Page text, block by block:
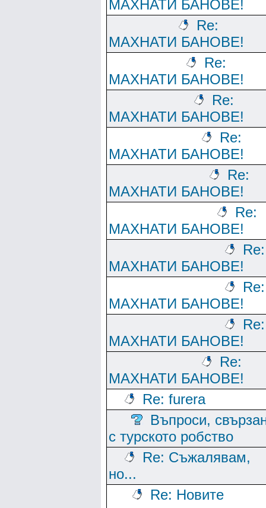
МАХНАТИ БАНОВЕ!
Re:
МАХНАТИ БАНОВЕ!
Re:
МАХНАТИ БАНОВЕ!
Re:
МАХНАТИ БАНОВЕ!
Re:
МАХНАТИ БАНОВЕ!
Re:
МАХНАТИ БАНОВЕ!
Re:
МАХНАТИ БАНОВЕ!
Re:
МАХНАТИ БАНОВЕ!
Re:
МАХНАТИ БАНОВЕ!
Re:
МАХНАТИ БАНОВЕ!
Re:
МАХНАТИ БАНОВЕ!
Re: furera
Въпроси,
с турското робство
Re: Съжалявам,
но...
Re: Новите